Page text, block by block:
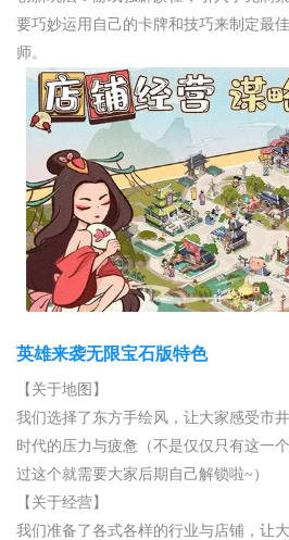
要巧妙运用自己的卡牌和技巧来制定最
师。
英雄来袭无限宝石版特色
【关于地图】
我们选择了东方手绘风，让大家感受市
时代的压力与疲惫（不是仅仅只有这一
过这个就需要大家后期自己解锁啦~）
【关于经营】
我们准备了各式各样的行业与店铺，让